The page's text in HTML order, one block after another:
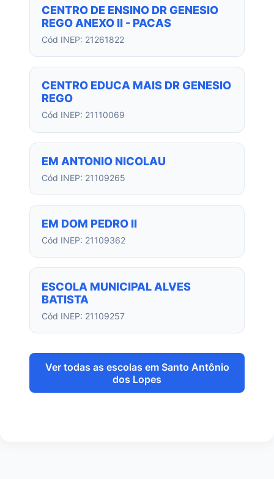
CENTRO DE ENSINO DR GENESIO
REGO ANEXO II - PACAS
Cód INEP: 21261822
CENTRO EDUCA MAIS DR GENESIO
REGO
Cód INEP: 21110069
EM ANTONIO NICOLAU
Cód INEP: 21109265
EM DOM PEDRO II
Cód INEP: 21109362
ESCOLA MUNICIPAL ALVES
BATISTA
Cód INEP: 21109257
Ver todas as escolas em Santo Antônio
dos Lopes